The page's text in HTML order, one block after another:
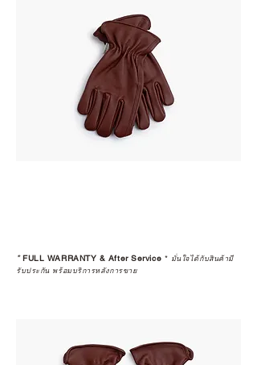
*FULL WARRANTY & After Service * มั่นใจได้กับสินค้ามี
รับประกัน พร้อมบริการหลังการขาย